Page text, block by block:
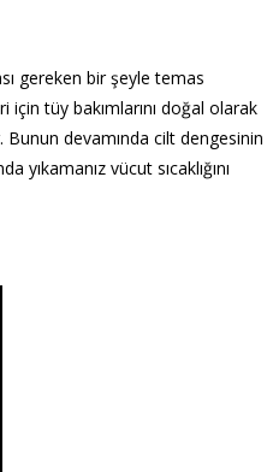
gereken bir şeyle temas
tüy bakımlarını doğal olarak
Bunun devamında cilt dengesinin
vücut sıcaklığını